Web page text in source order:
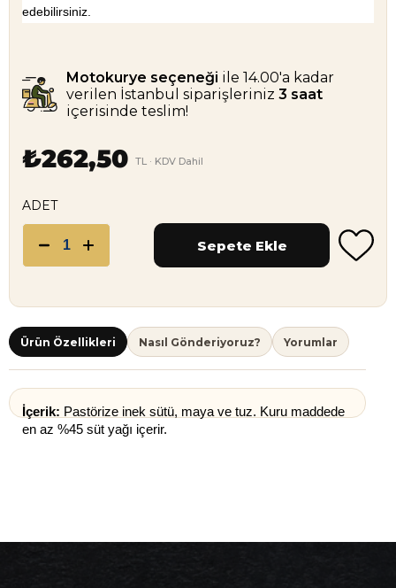
Motokurye seçeneği ile 14.00'a kadar
verilen İstanbul siparişleriniz 3 saat
içerisinde teslim!
₺262,50 TL · KDV Dahil
edebilirsiniz.
ADET
Ürün Özellikleri Nasıl Gönderiyoruz? Yorumlar
İçerik: Pastörize inek sütü, maya ve tuz. Kuru maddede
en az %45 süt yağı içerir.